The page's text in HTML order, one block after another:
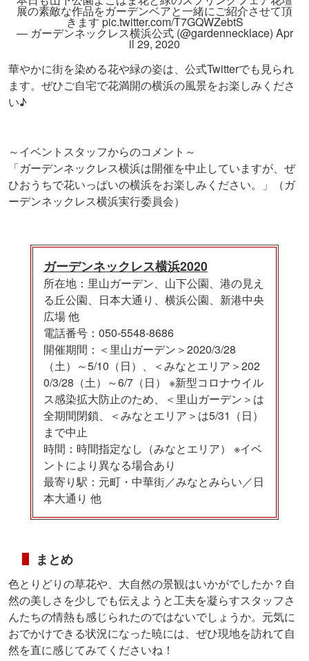
展の素敵な作品をガーデンベアと一緒にご紹介させて頂
きますpic.twitter.com/T7GQWZebtS
— ガーデンネックレス横浜公式 (@gardennecklace) Apr
il 29, 2020
華やかに街を染める花や緑の姿は、公式Twitterでも見られ
ます。ぜひご自宅で花満開の横浜の風景をお楽しみくださ
い♪
～イベントスタッフからのコメント～
「ガーデンネックレス横浜は開催を中止していますが、ぜ
ひおうちで花いっぱいの横浜をお楽しみください。」（ガ
ーデンネックレス横浜実行委員会）
ガーデンネックレス横浜2020
所在地：里山ガーデン、山下公園、港の見え
る丘公園、日本大通り、横浜公園、新港中央
広場 他
電話番号：050-5548-8686
開催期間：＜里山ガーデン＞2020/3/28
（土）～5/10（日）、＜みなとエリア＞202
0/3/28（土）～6/7（日） ※新型コロナウイル
ス感染拡大防止のため、＜里山ガーデン＞は
全期間閉鎖、＜みなとエリア＞は5/31（日）
まで中止
時間：時間指定なし（みなとエリア） ※イベ
ントにより異なる場合あり
最寄り駅：元町・中華街／みなとみらい／日
本大通り 他
まとめ
色とりどりの草花や、大自然の景観はいかがでしたか？自
然の美しさを少しでも伝えようと工夫を凝らすスタッフさ
んたちの情熱も感じられたのではないでしょうか。元気に
おでかけできる状況になった暁には、ぜひ現地を訪れて自
然を直に感じてみてくださいね！